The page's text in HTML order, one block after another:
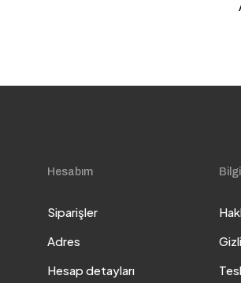
Hesabım
Siparişler
Adres
Hesap detayları